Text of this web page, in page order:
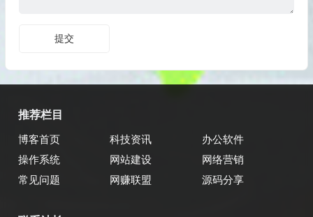
推荐栏目
博客首页 科技资讯
办公软件
操作系统
网站建设
网络营销
常见问题
网赚联盟 源码分享